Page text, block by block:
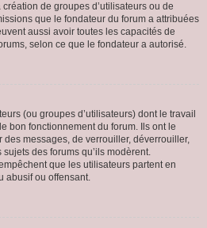
de groupes d’utilisateurs ou de
que le fondateur du forum a attribuées
aussi avoir toutes les capacités de
selon ce que le fondateur a autorisé.
(ou groupes d’utilisateurs) dont le travail
bon fonctionnement du forum. Ils ont le
messages, de verrouiller, déverrouiller,
des forums qu’ils modèrent.
que les utilisateurs partent en
abusif ou offensant.